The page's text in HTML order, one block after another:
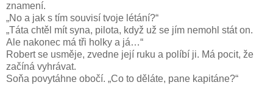
znamení.
„No a jak s tím souvisí tvoje létání?“
„Táta chtěl mít syna, pilota, když už se jím nemohl stát on.
Ale nakonec má tři holky a já…“
Robert se usměje, zvedne její ruku a políbí ji. Má pocit, že
začíná vyhrávat.
Soňa povytáhne obočí. „Co to děláte, pane kapitáne?“